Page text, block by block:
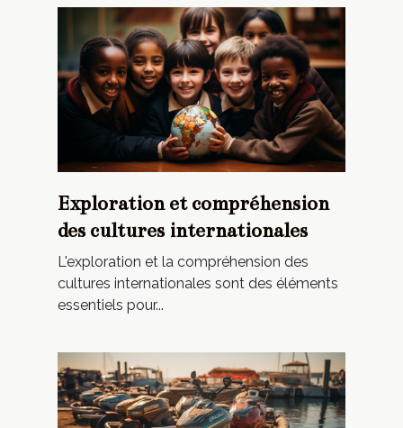
Exploration et compréhension
des cultures internationales
L'exploration et la compréhension des
cultures internationales sont des éléments
essentiels pour...